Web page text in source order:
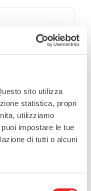
sito utilizza
statistica, propri
utilizziamo
impostare le tue
di tutti o alcuni